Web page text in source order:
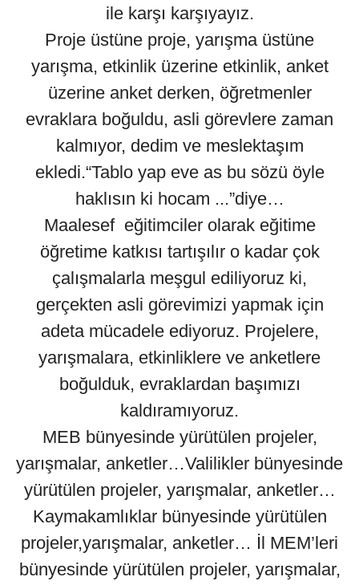
ile karşı karşıyayız.
Proje üstüne proje, yarışma üstüne
yarışma, etkinlik üzerine etkinlik, anket
üzerine anket derken, öğretmenler
evraklara boğuldu, asli görevlere zaman
kalmıyor, dedim ve meslektaşım
ekledi.“Tablo yap eve as bu sözü öyle
haklısın ki hocam ...”diye…
Maalesef eğitimciler olarak eğitime
öğretime katkısı tartışılır o kadar çok
çalışmalarla meşgul ediliyoruz ki,
gerçekten asli görevimizi yapmak için
adeta mücadele ediyoruz. Projelere,
yarışmalara, etkinliklere ve anketlere
boğulduk, evraklardan başımızı
kaldıramıyoruz.
MEB bünyesinde yürütülen projeler,
yarışmalar, anketler…Valilikler bünyesinde
yürütülen projeler, yarışmalar, anketler…
Kaymakamlıklar bünyesinde yürütülen
projeler,yarışmalar, anketler… İl MEM’leri
bünyesinde yürütülen projeler, yarışmalar,